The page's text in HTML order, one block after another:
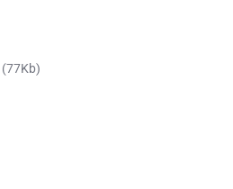
(77Kb)